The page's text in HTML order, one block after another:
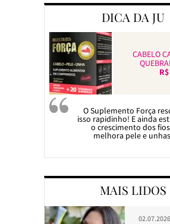
DICA DA JU
CABELO
R$
O Suplemento Força
isso rapidinho! E ainda
o crescimento dos
melhora pele e
MAIS LIDOS
02.07.2026